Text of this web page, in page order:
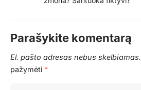
Parašykite komentarą
El. pašto adresas nebus skelbiamas.
pažymėti *